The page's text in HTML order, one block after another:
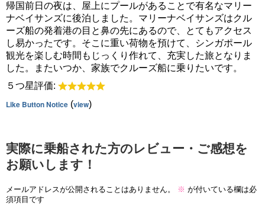
帰国前日の夜は、屋上にプールがあることで有名なマリー
ナベイサンズに後泊しました。マリーナベイサンズはクル
ーズ船の発着港の目と鼻の先にあるので、とてもアクセス
し易かったです。そこに重い荷物を預けて、シンガポール
観光を楽しむ時間もじっくり作れて、充実した旅となりま
した。またいつか、家族でクルーズ船に乗りたいです。
５つ星評価:
Like Button Notice (view)
実際に乗船された方のレビュー・ご感想を
お願いします！
メールアドレスが公開されることはありません。 ※ が付いている欄は必
須項目です